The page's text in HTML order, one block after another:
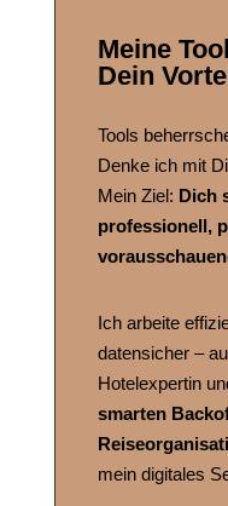
Meine
Dein
Tools
Denke ich mit
Mein Ziel: Dich
professionell,
Ich arbeite
datensicher –
Hotelexpertin
smarten
mein digitales